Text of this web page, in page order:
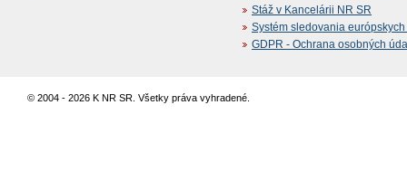
Stáž v Kancelárii NR SR
Systém sledovania
GDPR - Ochrana osobných
© 2004 - 2026 K NR SR. Všetky práva vyhradené.